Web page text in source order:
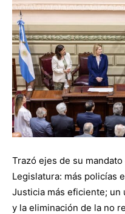
Trazó ejes de su
Legislatura: más policías
Justicia más eficiente; un
y la eliminación de la no